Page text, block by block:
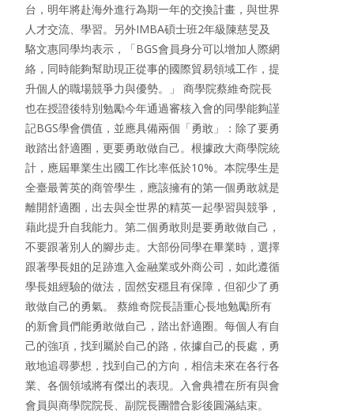
台，明年將赴海外進行為期一年的交換計畫，與世界
人才交流、學習。另外IMBA碩士班2年級陳慈旻及
駱文惠同學均表示，「BGS會員身分可以增加人際網
絡，同時能夠幫助現正從事的國際貿易領域工作，提
升個人的職場競爭力與優勢。」 商學院蔡維奇院長
也在授證後特別勉勵今年通過審核入會的同學能夠謹
記BGS學會價值，並應具備兩個「勇敢」：除了要勇
敢踏出舒適圈，更要勇敢做自己。根據政大商學院統
計，應屆畢業生出國工作比率低於10%。本院學生是
全臺最菁英的商管學生，應該擁有的第一個勇敢就是
離開舒適圈，出去與全世界的精英一起學習與競爭，
藉此提升自我能力。第二個勇敢則是要勇敢做自己，
不要跟著別人的腳步走。大部份同學在畢業時，選擇
跟著學長姐的足跡進入金融業或外商公司，如此遵循
學長姐經驗的做法，固然安穩且有保障，但卻少了勇
敢做自己的勇氣。 蔡維奇院長語重心長地勉勵所有
的新會員們能勇敢做自己，踏出舒適圈。每個人有自
己的強項，找到屬於自己的路，依據自己的長處，勇
敢地追尋夢想，找到自己的方向，相信未來在各行各
業、各個領域將有傑出的表現。入會典禮在所有與會
會員與商學院院長、副院長團體合影後圓滿結束。